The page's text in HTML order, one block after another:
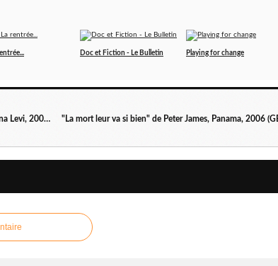
Doc et Fiction - Le Bulletin Playing for change
"Mal de pierres" de Milena Agus, Liana Levi, 2006 (IT et F)